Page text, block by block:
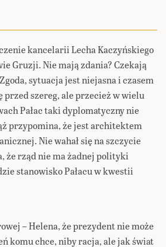
kancelarii Lecha Kaczyńskiego
Gruzji. Nie mają zdania? Czekają
sytuacja jest niejasna i czasem
szereg, ale przecież w wielu
Pałac taki dyplomatyczny nie
przypomina, że jest architektem
Nie wahał się na szczycie
że rząd nie ma żadnej polityki
stanowisko Pałacu w kwestii
– Helena, że prezydent nie może
komu chce, niby racja, ale jak świat